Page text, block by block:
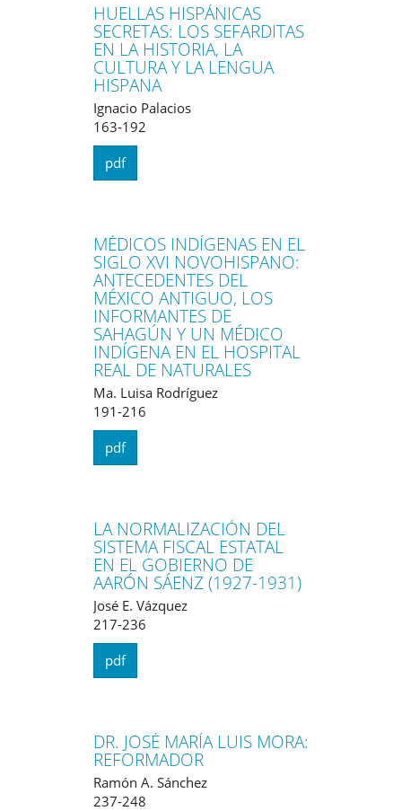
HUELLAS HISPÁNICAS
SECRETAS: LOS SEFARDITAS
EN LA HISTORIA, LA
CULTURA Y LA LENGUA
HISPANA
Ignacio Palacios
163-192
pdf
MÉDICOS INDÍGENAS EN EL
SIGLO XVI NOVOHISPANO:
ANTECEDENTES DEL
MÉXICO ANTIGUO, LOS
INFORMANTES DE
SAHAGÚN Y UN MÉDICO
INDÍGENA EN EL HOSPITAL
REAL DE NATURALES
Ma. Luisa Rodríguez
191-216
pdf
LA NORMALIZACIÓN DEL
SISTEMA FISCAL ESTATAL
EN EL GOBIERNO DE
AARÓN SÁENZ (1927-1931)
José E. Vázquez
217-236
pdf
DR. JOSÉ MARÍA LUIS MORA:
REFORMADOR
Ramón A. Sánchez
237-248